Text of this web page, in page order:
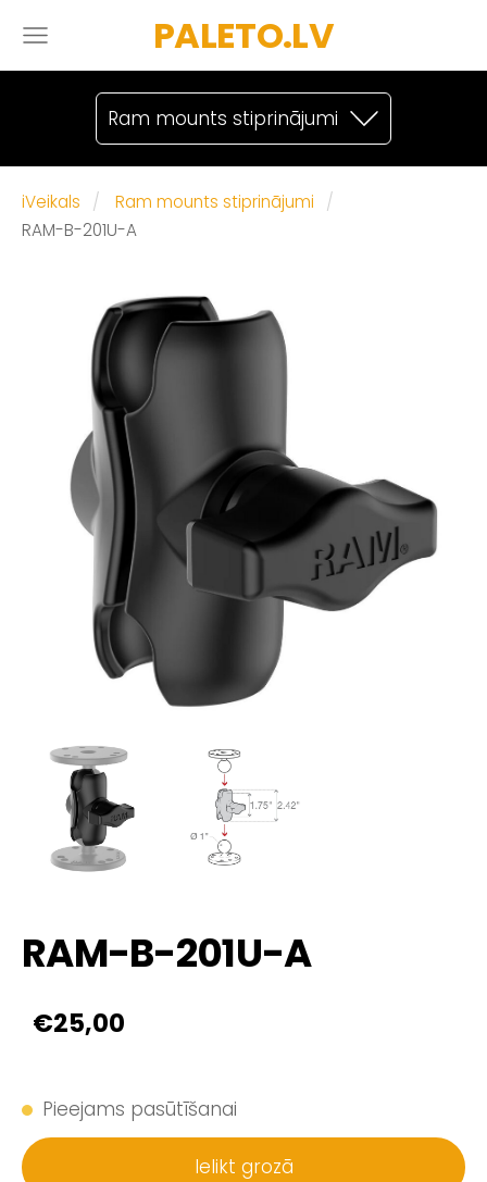
PALETO.LV
Ram mounts stiprinājumi
iVeikals
Ram mounts stiprinājumi
RAM-B-201U-A
RAM-B-201U-A
€25,00
Pieejams pasūtīšanai
Ielikt grozā